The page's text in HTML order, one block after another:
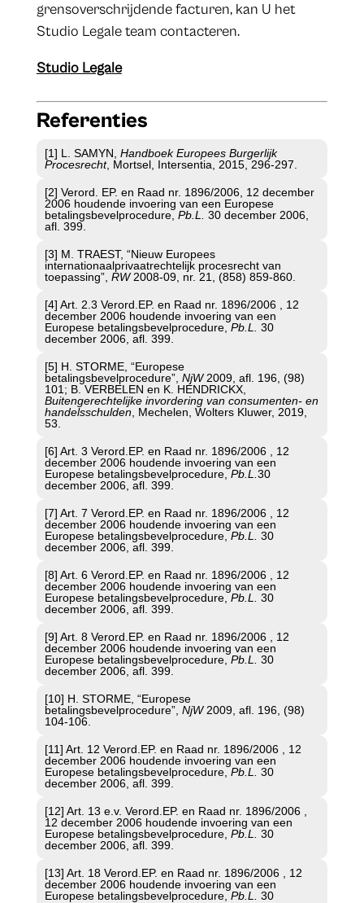
grensoverschrijdende facturen, kan U het
Studio Legale team contacteren.
Studio Legale
Referenties
[1] L. SAMYN, Handboek Europees Burgerlijk
Procesrecht, Mortsel, Intersentia, 2015, 296-297.
[2] Verord. EP. en Raad nr. 1896/2006, 12 december
2006 houdende invoering van een Europese
betalingsbevelprocedure, Pb.L. 30 december 2006,
afl. 399.
[3] M. TRAEST, “Nieuw Europees
internationaalprivaatrechtelijk procesrecht van
toepassing”, RW2008-09, nr. 21, (858) 859-860.
[4] Art. 2.3 Verord.EP. en Raad nr. 1896/2006 , 12
december 2006 houdende invoering van een
Europese betalingsbevelprocedure, Pb.L. 30
december 2006, afl. 399.
[5] H. STORME, “Europese
betalingsbevelprocedure”, NjW2009, afl. 196, (98)
101; B. VERBELEN en K. HENDRICKX,
Buitengerechtelijke invordering van consumenten- en
handelsschulden, Mechelen, Wolters Kluwer, 2019,
53.
[6] Art. 3 Verord.EP. en Raad nr. 1896/2006 , 12
december 2006 houdende invoering van een
Europese betalingsbevelprocedure, Pb.L.30
december 2006, afl. 399.
[7] Art. 7 Verord.EP. en Raad nr. 1896/2006 , 12
december 2006 houdende invoering van een
Europese betalingsbevelprocedure, Pb.L. 30
december 2006, afl. 399.
[8] Art. 6 Verord.EP. en Raad nr. 1896/2006 , 12
december 2006 houdende invoering van een
Europese betalingsbevelprocedure, Pb.L. 30
december 2006, afl. 399.
[9] Art. 8 Verord.EP. en Raad nr. 1896/2006 , 12
december 2006 houdende invoering van een
Europese betalingsbevelprocedure, Pb.L. 30
december 2006, afl. 399.
[10] H. STORME, “Europese
betalingsbevelprocedure”, NjW2009, afl. 196, (98)
104-106.
[11] Art. 12 Verord.EP. en Raad nr. 1896/2006 , 12
december 2006 houdende invoering van een
Europese betalingsbevelprocedure, Pb.L. 30
december 2006, afl. 399.
[12] Art. 13 e.v. Verord.EP. en Raad nr. 1896/2006 ,
12 december 2006 houdende invoering van een
Europese betalingsbevelprocedure, Pb.L. 30
december 2006, afl. 399.
[13] Art. 18 Verord.EP. en Raad nr. 1896/2006 , 12
december 2006 houdende invoering van een
Europese betalingsbevelprocedure, Pb.L. 30